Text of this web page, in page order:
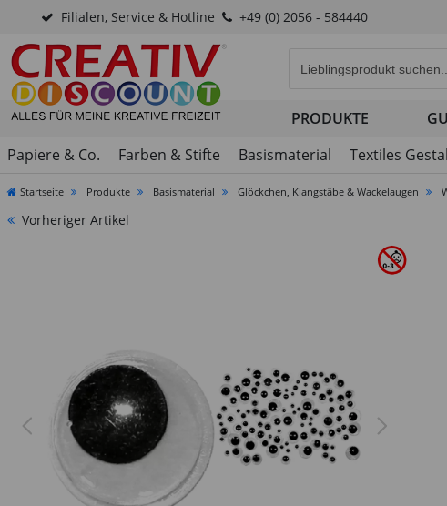
Filialen, Service & Hotline +49 (0) 2056 - 584440
PRODUKTE
Papiere & Co.
Farben & Stifte Basismaterial Textiles
Startseite Produkte Basismaterial Glöckchen, Klangstäbe & Wackelaugen
Vorheriger Artikel